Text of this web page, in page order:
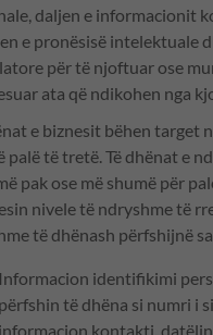
daljen e informacionit
e pronësisë intelektuale
për të njoftuar ose
ata që ndikohen nga
e biznesit bëhen target
palë të tretë. Të dhënat e
pak ose më shumë për
nivele të ndryshme të
të dhënash përfshijnë
Informacion identifikimi
përfshin të dhëna si numri i
informacion kontakti,